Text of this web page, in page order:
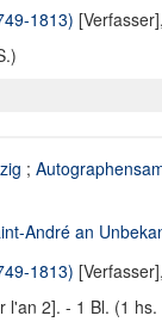
1813)
;
André an
1813)
l'an 2]. - 1 Bl. (1 hs.